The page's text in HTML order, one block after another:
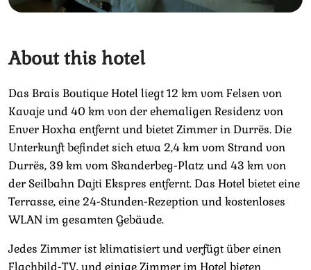
About this hotel
Das Brais Boutique Hotel liegt 12 km vom Felsen von
Kavaje und 40 km von der ehemaligen Residenz von
Enver Hoxha entfernt und bietet Zimmer in Durrës. Die
Unterkunft befindet sich etwa 2,4 km vom Strand von
Durrës, 39 km vom Skanderbeg-Platz und 43 km von
der Seilbahn Dajti Ekspres entfernt. Das Hotel bietet eine
Terrasse, eine 24-Stunden-Rezeption und kostenloses
WLAN im gesamten Gebäude.
Jedes Zimmer ist klimatisiert und verfügt über einen
Flachbild-TV, und einige Zimmer im Hotel bieten